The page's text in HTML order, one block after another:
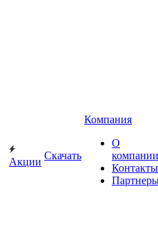
Акции
Скачать
Компания
О
компании
Контакты